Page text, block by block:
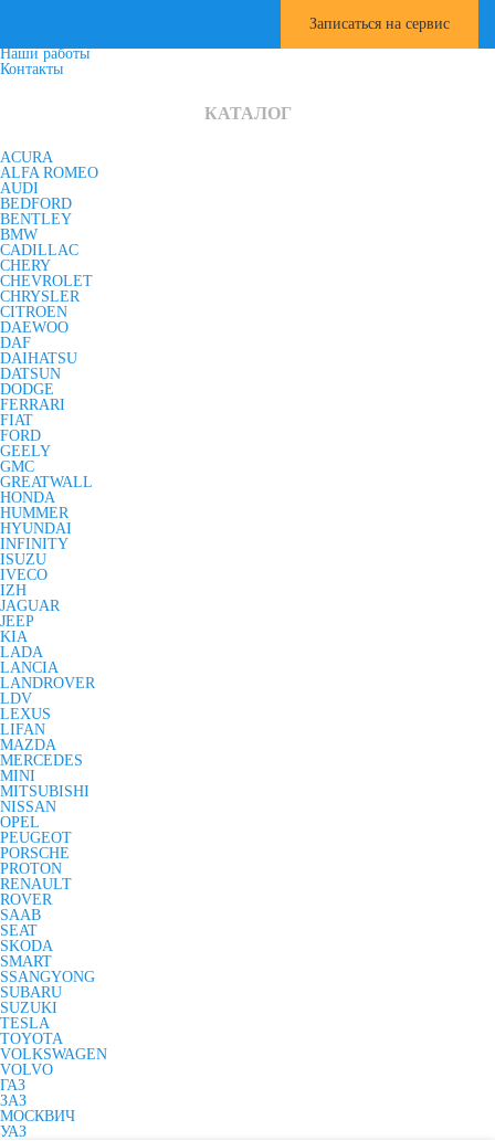
Наши работы
Контакты
КАТАЛОГ
ACURA
ALFA ROMEO
AUDI
BEDFORD
BENTLEY
BMW
CADILLAC
CHERY
CHEVROLET
CHRYSLER
CITROEN
DAEWOO
DAF
DAIHATSU
DATSUN
DODGE
FERRARI
FIAT
FORD
GEELY
GMC
GREATWALL
HONDA
HUMMER
HYUNDAI
INFINITY
ISUZU
IVECO
IZH
JAGUAR
JEEP
KIA
LADA
LANCIA
LANDROVER
LDV
LEXUS
LIFAN
MAZDA
MERCEDES
MINI
MITSUBISHI
NISSAN
OPEL
PEUGEOT
PORSCHE
PROTON
RENAULT
ROVER
SAAB
SEAT
SKODA
SMART
SSANGYONG
SUBARU
SUZUKI
TESLA
TOYOTA
VOLKSWAGEN
VOLVO
ГАЗ
ЗАЗ
МОСКВИЧ
УАЗ
Записаться на сервис